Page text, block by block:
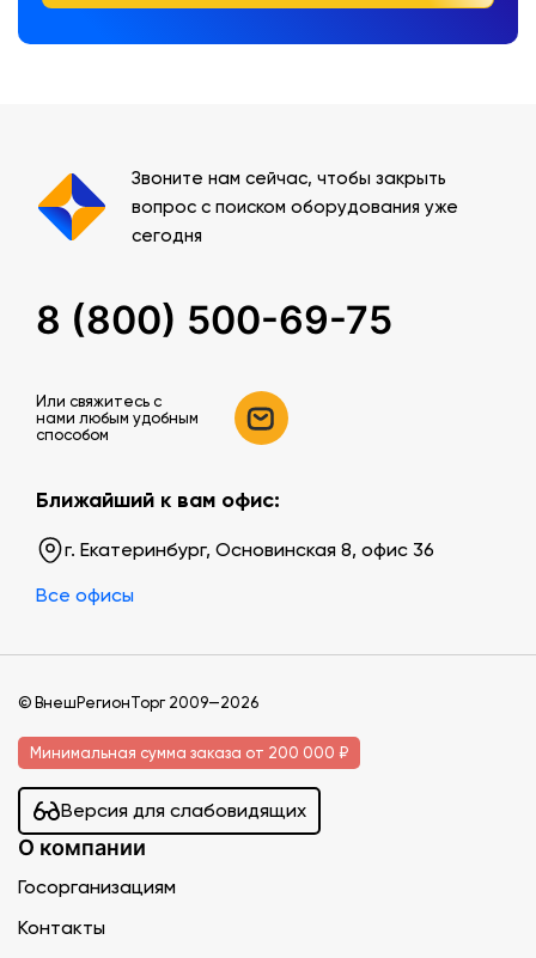
Звоните нам сейчас, чтобы закрыть
вопрос с поиском оборудования уже
сегодня
8 (800) 500-69-75
Или свяжитесь c
нами любым удобным
способом
Ближайший к вам офис:
г. Екатеринбург, Основинская 8, офис 36
Все офисы
© ВнешРегионТорг 2009—2026
Минимальная сумма заказа от 200 000 ₽
Версия для слабовидящих
О компании
Госорганизациям
Контакты